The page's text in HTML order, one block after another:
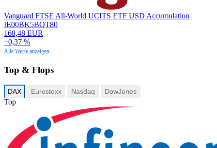
Vanguard FTSE All-World UCITS ETF USD Accumulation
IE00BK5BQT80
168,48 EUR
+0,37 %
Alle Werte anzeigen
Top & Flops
DAX Eurostoxx Nasdaq DowJones
Top